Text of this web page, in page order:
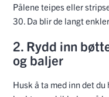
Pålene teipes eller
30. Da blir de langt
2. Rydd inn
og baljer
Husk å ta med inn det du